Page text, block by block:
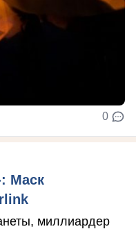
0
Маск
миллиардер